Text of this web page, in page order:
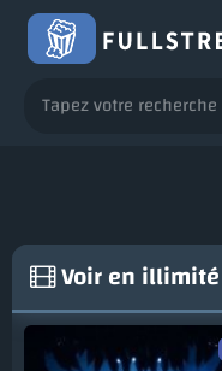
Voir en illimité